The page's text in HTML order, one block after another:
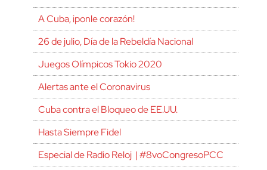
A Cuba, ¡ponle corazón!
26 de julio, Día de la Rebeldía Nacional
Juegos Olímpicos Tokio 2020
Alertas ante el Coronavirus
Cuba contra el Bloqueo de EE.UU.
Hasta Siempre Fidel
Especial de Radio Reloj | #8voCongresoPCC